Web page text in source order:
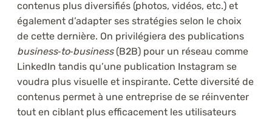
contenus plus diversifiés (photos, vidéos, etc.) et
également d’adapter ses stratégies selon le choix
de cette dernière. On privilégiera des publications
business‑to‑business(B2B) pour un réseau comme
LinkedIn tandis qu’une publication Instagram se
voudra plus visuelle et inspirante. Cette diversité de
contenus permet à une entreprise de se réinventer
tout en ciblant plus efficacement les utilisateurs